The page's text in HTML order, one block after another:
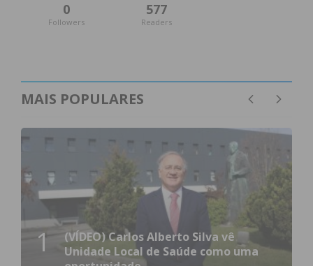
0
Followers
577
Readers
MAIS POPULARES
1
(VÍDEO) Carlos Alberto Silva vê
Unidade Local de Saúde como uma